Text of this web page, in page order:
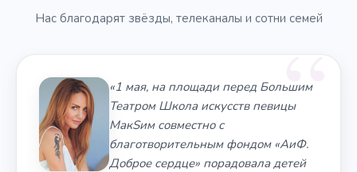
Нас благодарят звёзды, телеканалы и сотни семей
«1 мая, на площади перед Большим
Театром Школа искусств певицы
МакSим совместно с
благотворительным фондом «АиФ.
Доброе сердце» порадовала детей